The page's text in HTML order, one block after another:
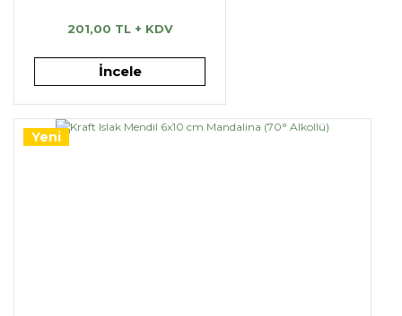
201,00 TL + KDV
İncele
Yeni